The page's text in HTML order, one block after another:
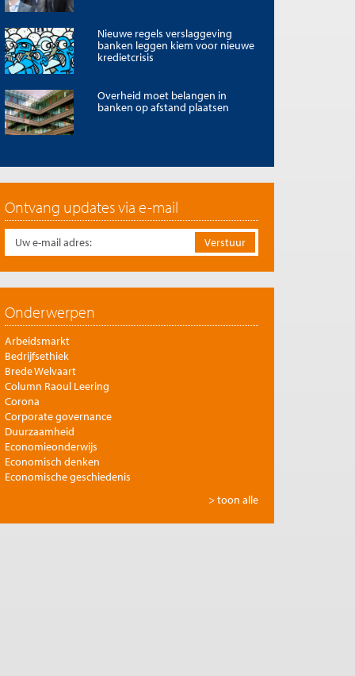
Nieuwe regels verslaggeving
banken leggen kiem voor nieuwe
kredietcrisis
Overheid moet belangen in
banken op afstand plaatsen
Ontvang updates via e-mail
Onderwerpen
Arbeidsmarkt
Bedrijfsethiek
Brede Welvaart
Column Raoul Leering
Corona
Corporate governance
Duurzaamheid
Economieonderwijs
Economisch denken
Economische geschiedenis
Filosofie en economie
> toon alle